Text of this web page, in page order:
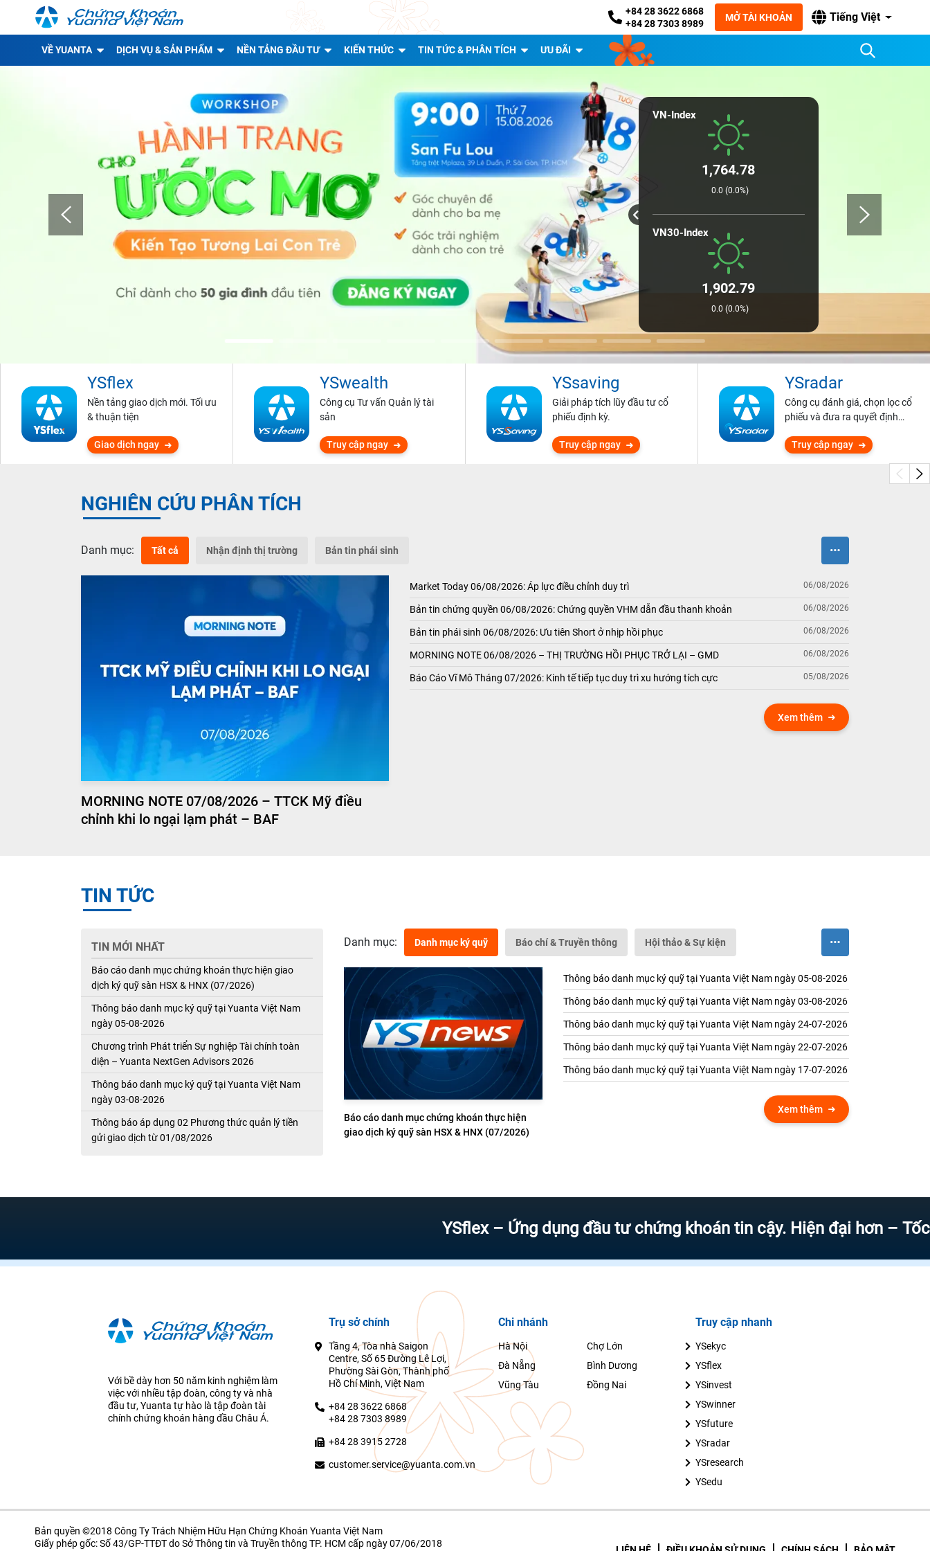
+84 28 3622 6868
+84 28 7303 8989
MỞ TÀI KHOẢN Tiếng Việt
VỀ YUANTA DỊCH VỤ & SẢN PHẨM NỀN TẢNG ĐẦU TƯ KIẾN THỨC TIN TỨC & PHÂN TÍCH ƯU ĐÃI
VN-Index
1,764.78
0.0 (0.0%)
VN30-Index
1,902.79
0.0 (0.0%)
YSflex
Nền tảng giao dịch mới. Tối ưu
& thuận tiện
Giao dịch ngay
YSwealth
Công cụ Tư vấn Quản lý tài
sản
Truy cập ngay
YSsaving
Giải pháp tích lũy đầu tư cổ
phiếu định kỳ.
Truy cập ngay
YSradar
Công cụ đánh giá, chọn lọc cổ
phiếu và đưa ra quyết định
Truy cập ngay
NGHIÊN CỨU PHÂN TÍCH
Danh mục: Tất cả Nhận định thị trường Bản tin phái sinh
MORNING NOTE 07/08/2026 – TTCK Mỹ điều
chỉnh khi lo ngại lạm phát – BAF
Market Today 06/08/2026: Áp lực điều chỉnh duy trì 06/08/2026
Bản tin chứng quyền 06/08/2026: Chứng quyền VHM dẫn đầu thanh khoản 06/08/2026
Bản tin phái sinh 06/08/2026: Ưu tiên Short ở nhịp hồi phục 06/08/2026
MORNING NOTE 06/08/2026 – THỊ TRƯỜNG HỒI PHỤC TRỞ LẠI – GMD 06/08/2026
Báo Cáo Vĩ Mô Tháng 07/2026: Kinh tế tiếp tục duy trì xu hướng tích cực 05/08/2026
Xem thêm
TIN TỨC
TIN MỚI NHẤT
Báo cáo danh mục chứng khoán thực hiện giao
dịch ký quỹ sàn HSX & HNX (07/2026)
Thông báo danh mục ký quỹ tại Yuanta Việt Nam
ngày 05-08-2026
Chương trình Phát triển Sự nghiệp Tài chính toàn
diện – Yuanta NextGen Advisors 2026
Thông báo danh mục ký quỹ tại Yuanta Việt Nam
ngày 03-08-2026
Thông báo áp dụng 02 Phương thức quản lý tiền
gửi giao dịch từ 01/08/2026
Danh mục: Danh mục ký quỹ Báo chí & Truyền thông Hội thảo & Sự kiện
Báo cáo danh mục chứng khoán thực hiện
giao dịch ký quỹ sàn HSX & HNX (07/2026)
Thông báo danh mục ký quỹ tại Yuanta Việt Nam ngày 05-08-2026
Thông báo danh mục ký quỹ tại Yuanta Việt Nam ngày 03-08-2026
Thông báo danh mục ký quỹ tại Yuanta Việt Nam ngày 24-07-2026
Thông báo danh mục ký quỹ tại Yuanta Việt Nam ngày 22-07-2026
Thông báo danh mục ký quỹ tại Yuanta Việt Nam ngày 17-07-2026
Xem thêm
YSflex – Ứng dụng đầu tư chứng khoán tin cậy. Hiện đại hơn – Tốc độ
Với bề dày hơn 50 năm kinh nghiệm làm
việc với nhiều tập đoàn, công ty và nhà
đầu tư, Yuanta tự hào là tập đoàn tài
chính chứng khoán hàng đầu Châu Á.
Trụ sở chính
Tầng 4, Tòa nhà Saigon
Centre, Số 65 Đường Lê Lợi,
Phường Sài Gòn, Thành phố
Hồ Chí Minh, Việt Nam
+84 28 3622 6868
+84 28 7303 8989
+84 28 3915 2728
customer.service@yuanta.com.vn
Chi nhánh
Hà Nội
Chợ Lớn
Đà Nẵng
Bình Dương
Vũng Tàu
Đồng Nai
Truy cập nhanh
YSekyc
YSflex
YSinvest
YSwinner
YSfuture
YSradar
YSresearch
YSedu
Bản quyền ©2018 Công Ty Trách Nhiệm Hữu Hạn Chứng Khoán Yuanta Việt Nam
Giấy phép gốc: Số 43/GP-TTĐT do Sở Thông tin và Truyền thông TP. HCM cấp ngày 07/06/2018